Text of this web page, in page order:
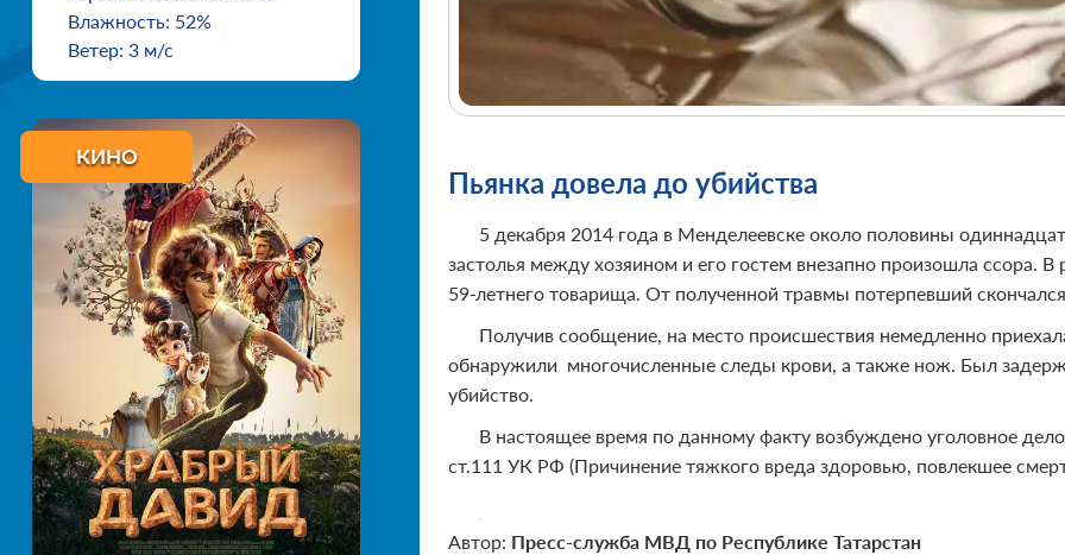
Влажность: 52%
Ветер: 3 м/с
КИНО
Пьянка довела до убийства
5 декабря 2014 года в Менделеевске около половины
застолья между хозяином и его гостем внезапно произошла ссора.
59-летнего товарища. От полученной травмы потерпевший
Получив сообщение, на место происшествия немедленно
обнаружили многочисленные следы крови, а также нож. Был
убийство.
В настоящее время по данному факту возбуждено уголовное
ст.111 УК РФ (Причинение тяжкого вреда здоровью, повлекшее
Автор: Пресс-служба МВД по Республике Татарстан